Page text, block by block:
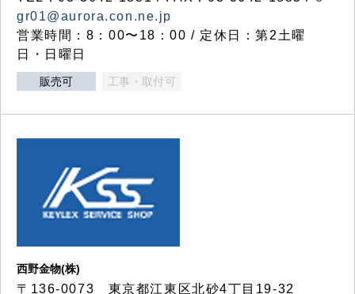
gr01@aurora.con.ne.jp
営業時間：8：00〜18：00 / 定休日：第2土曜
日・日曜日
販売可 工事・取付可
西野金物(株)
〒136-0073 東京都江東区北砂4丁目19-32